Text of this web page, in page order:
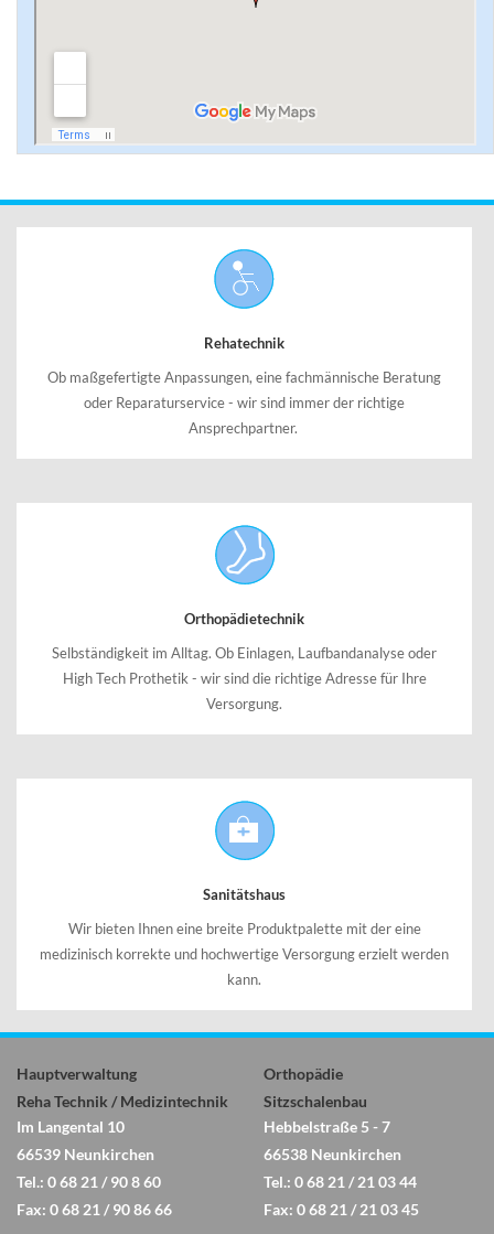
Rehatechnik
Ob maßgefertigte Anpassungen, eine fachmännische Beratung
oder Reparaturservice - wir sind immer der richtige
Ansprechpartner.
Orthopädietechnik
Selbständigkeit im Alltag. Ob Einlagen, Laufbandanalyse oder
High Tech Prothetik - wir sind die richtige Adresse für Ihre
Versorgung.
Sanitätshaus
Wir bieten Ihnen eine breite Produktpalette mit der eine
medizinisch korrekte und hochwertige Versorgung erzielt werden
kann.
Hauptverwaltung
Reha Technik / Medizintechnik
Im Langental 10
66539 Neunkirchen
Tel.: 0 68 21 / 90 8 60
Fax: 0 68 21 / 90 86 66
Orthopädie
Sitzschalenbau
Hebbelstraße 5 - 7
66538 Neunkirchen
Tel.: 0 68 21 / 21 03 44
Fax: 0 68 21 / 21 03 45